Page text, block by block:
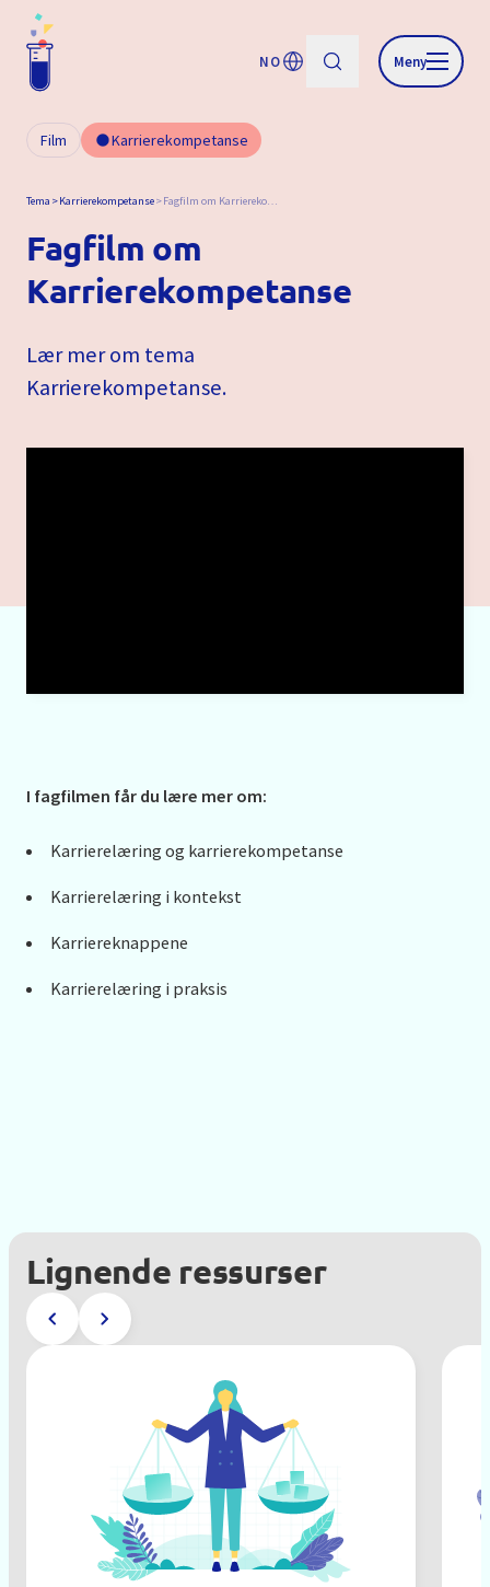
NO Meny
Film Karrierekompetanse
Tema Karrierekompetanse Fagfilm om Karrierekompetanse
Fagfilm om
Karrierekompetanse
Lær mer om tema
Karrierekompetanse.
I fagfilmen får du lære mer om:
Karrierelæring og karrierekompetanse
Karrierelæring i kontekst
Karriereknappene
Karrierelæring i praksis
Lignende ressurser